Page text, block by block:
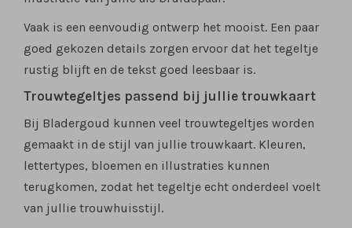
Vaak is een eenvoudig ontwerp het mooist. Een paar
goed gekozen details zorgen ervoor dat het tegeltje
rustig blijft en de tekst goed leesbaar is.
Trouwtegeltjes passend bij jullie trouwkaart
Bij Bladergoud kunnen veel trouwtegeltjes worden
gemaakt in de stijl van jullie trouwkaart. Kleuren,
lettertypes, bloemen en illustraties kunnen
terugkomen, zodat het tegeltje echt onderdeel voelt
van jullie trouwhuisstijl.